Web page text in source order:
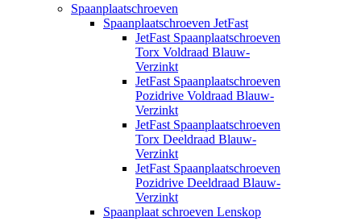
Spaanplaatschroeven
Spaanplaatschroeven JetFast
JetFast Spaanplaatschroeven
Torx Voldraad Blauw-
Verzinkt
JetFast Spaanplaatschroeven
Pozidrive Voldraad Blauw-
Verzinkt
JetFast Spaanplaatschroeven
Torx Deeldraad Blauw-
Verzinkt
JetFast Spaanplaatschroeven
Pozidrive Deeldraad Blauw-
Verzinkt
Spaanplaat schroeven Lenskop